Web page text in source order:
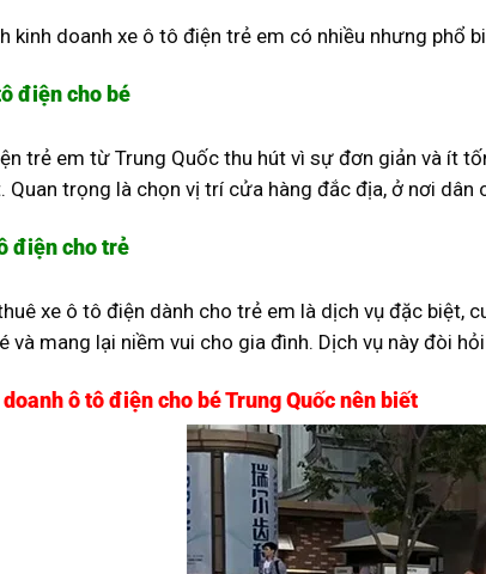
kinh doanh xe ô tô điện trẻ em có nhiều nhưng phổ
điện cho bé
trẻ em từ Trung Quốc thu hút vì sự đơn giản và ít
Quan trọng là chọn vị trí cửa hàng đắc địa, ở nơi
điện cho trẻ
xe ô tô điện dành cho trẻ em là dịch vụ đặc biệt,
và mang lại niềm vui cho gia đình. Dịch vụ này đòi
ô tô điện cho bé Trung Quốc nên biết